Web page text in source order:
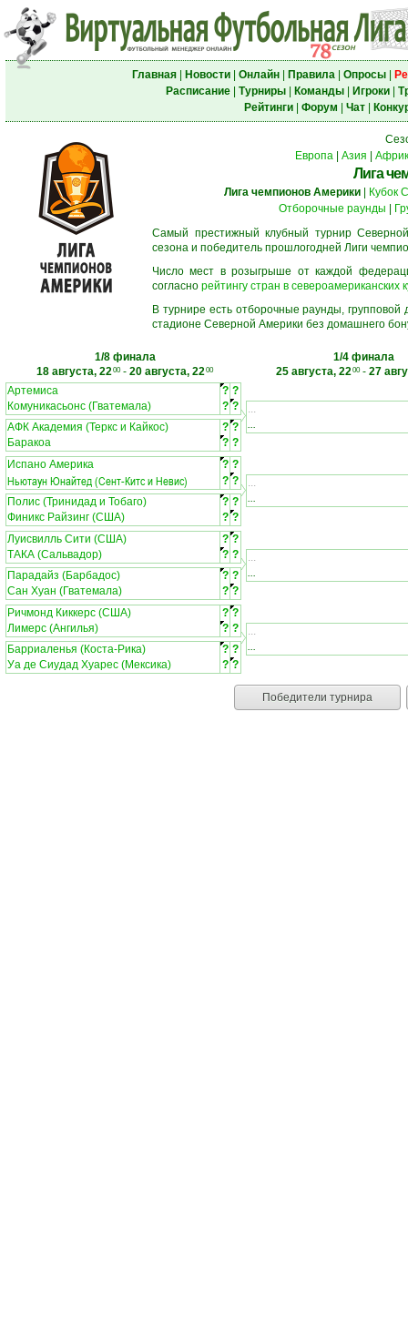
Главная| Новости| Онлайн| Правила| Опросы|
Расписание| Турниры| Команды| Игроки|
Рейтинги| Форум Чат|
Европа| Азия
Лига
Лига чемпионов Америки
Кубок
Отборочные раунды
Самый престижный клубный турнир
сезона и победитель прошлогодней Лиги
Число мест в розыгрыше от каждой
согласно рейтингу стран в североамериканских
В турнире есть отборочные раунды,
стадионе Северной Америки без домашнего
1/8 финала
18 августа, 2200- 20 августа, 2200
1/4 финала
25 августа, 2200- 27
Артемиса
? ?
Комуникасьонс (Гватемала)
? ?
АФК Академия (Теркс и Кайкос)
? ?
Баракоа
? ?
...
...
Испано Америка ? ?
Ньютаун Юнайтед (Сент-Китс и Невис) ? ?
Полис (Тринидад и Тобаго)
? ?
Финикс Райзинг (США)
? ?
...
...
Луисвилль Сити (США) ? ?
ТАКА (Сальвадор)
? ?
Парадайз (Барбадос)
? ?
Сан Хуан (Гватемала)
? ?
...
...
Ричмонд Киккерс (США) ? ?
Лимерс (Ангилья)
? ?
Барриаленья (Коста-Рика)
? ?
Уа де Сиудад Хуарес (Мексика)
? ?
...
...
Победители турнира